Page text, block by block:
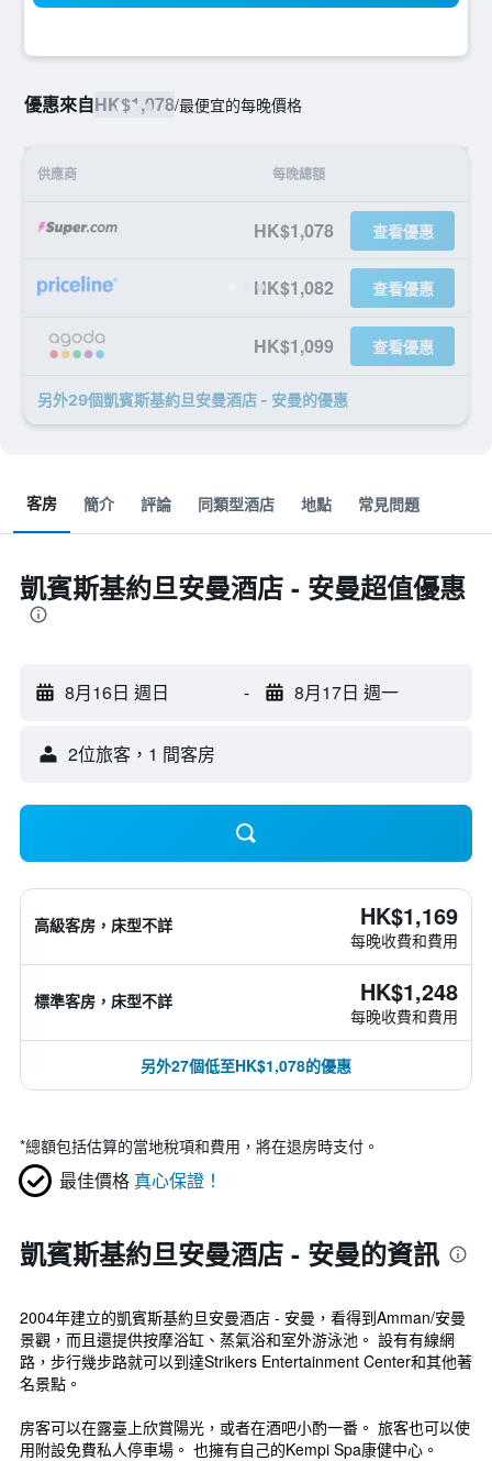
優惠來自HK$1,078/最便宜的每晚價格
供應商 每晚總額
HK$1,078 查看優惠
HK$1,082 查看優惠
HK$1,099 查看優惠
另外29個凱賓斯基約旦安曼酒店 - 安曼​的優惠
客房 簡介 評論 同類型酒店 地點 常見問題
凱賓斯基約旦安曼酒店 - 安曼超值優惠
8月16日 週日 - 8月17日 週一
2位旅客，1 間客房
高級客房，床型不詳 HK$1,169
每晚收費和費用
標準客房，床型不詳 HK$1,248
每晚收費和費用
另外27個低至HK$1,078的優惠
*總額包括估算的當地稅項和費用，將在退房時支付。
最佳價格 真心保證！
凱賓斯基約旦安曼酒店 - 安曼的資訊
2004年建立的凱賓斯基約旦安曼酒店 - 安曼，看得到Amman/安曼
景觀，而且還提供按摩浴缸、蒸氣浴和室外游泳池。 設有有線網
路，步行幾步路就可以到達Strikers Entertainment Center和其他著
名景點。
房客可以在露臺上欣賞陽光，或者在酒吧小酌一番。 旅客也可以使
用附設免費私人停車場。 也擁有自己的Kempi Spa康健中心。